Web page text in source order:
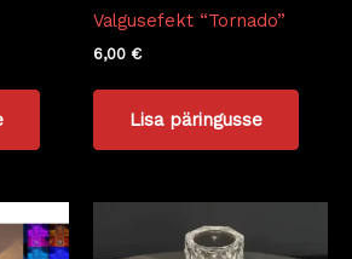
Valgusefekt “Tornado”
6,00 €
Lisa päringusse